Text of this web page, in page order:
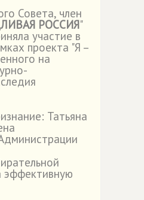
Совета, член
РОССИЯ"
участие в
проекта "Я –
на
Татьяна
эффективную